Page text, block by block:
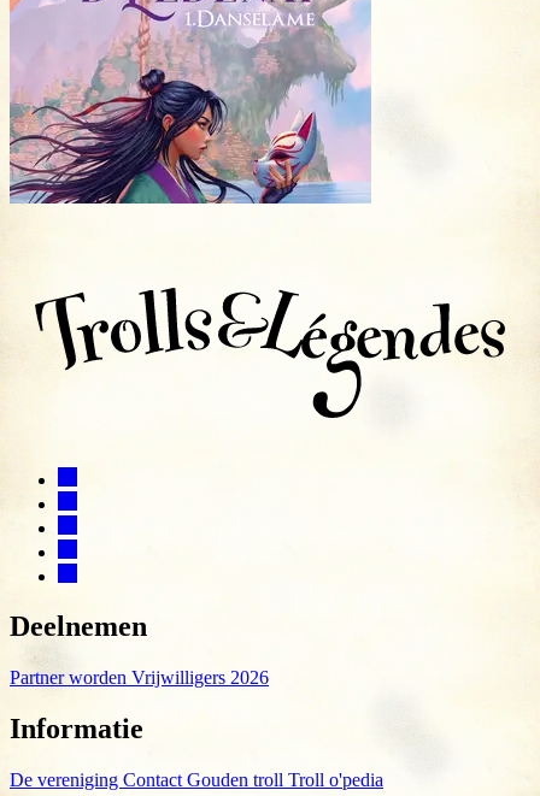
Deelnemen
Partner worden Vrijwilligers 2026
Informatie
De vereniging Contact Gouden troll Troll o'pedia